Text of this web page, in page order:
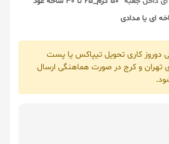
ای یا مدادی
دوروز کاری تحویل تیپاکس یا پست
تهران و کرج در صورت هماهنگی ارسال